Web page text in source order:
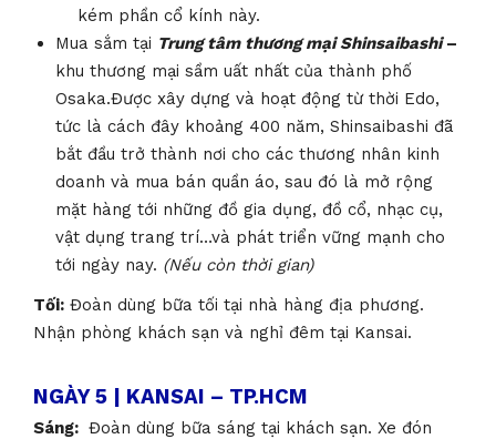
kém phần cổ kính này.
Mua sắm tại Trung tâm thương mại Shinsaibashi–
khu thương mại sầm uất nhất của thành phố
Osaka.Được xây dựng và hoạt động từ thời Edo,
tức là cách đây khoảng 400 năm, Shinsaibashi đã
bắt đầu trở thành nơi cho các thương nhân kinh
doanh và mua bán quần áo, sau đó là mở rộng
mặt hàng tới những đồ gia dụng, đồ cổ, nhạc cụ,
vật dụng trang trí…và phát triển vững mạnh cho
tới ngày nay. (Nếu còn thời gian)
Tối: Đoàn dùng bữa tối tại nhà hàng địa phương.
Nhận phòng khách sạn và nghỉ đêm tại Kansai.
NGÀY 5 | KANSAI – TP.HCM
Sáng: Đoàn dùng bữa sáng tại khách sạn. Xe đón